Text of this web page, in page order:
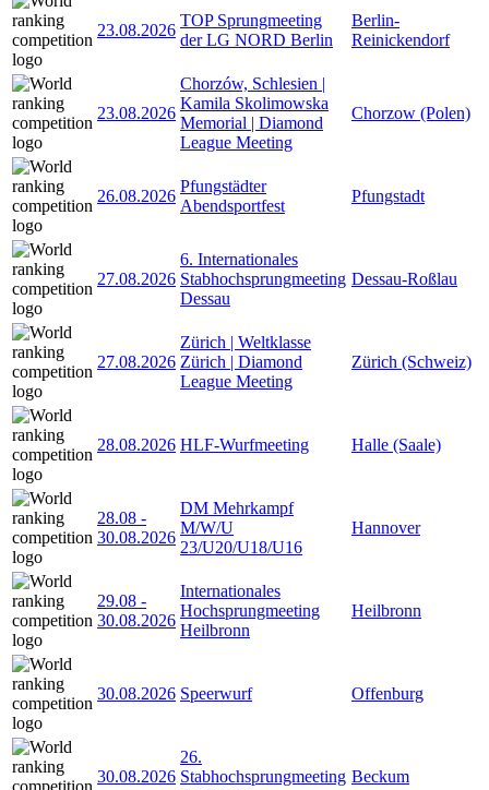
23.08.2026
TOP Sprungmeeting
der LG NORD Berlin
Berlin-
Reinickendorf
23.08.2026
Chorzów, Schlesien |
Kamila Skolimowska
Memorial | Diamond
League Meeting
Chorzow (Polen)
26.08.2026
Pfungstädter
Abendsportfest
Pfungstadt
27.08.2026
6. Internationales
Stabhochsprungmeeting
Dessau
Dessau-Roßlau
27.08.2026
Zürich | Weltklasse
Zürich | Diamond
League Meeting
Zürich (Schweiz)
28.08.2026 HLF-Wurfmeeting Halle (Saale)
28.08 -
30.08.2026
DM Mehrkampf
M/W/U
23/U20/U18/U16
Hannover
29.08 -
30.08.2026
Internationales
Hochsprungmeeting
Heilbronn
Heilbronn
30.08.2026 Speerwurf Offenburg
30.08.2026
26.
Stabhochsprungmeeting Beckum